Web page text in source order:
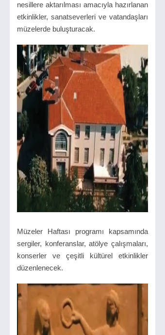
nesillere aktarılması amacıyla hazırlanan
etkinlikler, sanatseverleri ve vatandaşları
müzelerde buluşturacak.
Müzeler Haftası programı kapsamında
sergiler, konferanslar, atölye çalışmaları,
konserler ve çeşitli kültürel etkinlikler
düzenlenecek.